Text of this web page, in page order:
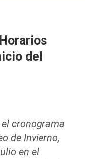
del
cronograma
de Invierno,
en el